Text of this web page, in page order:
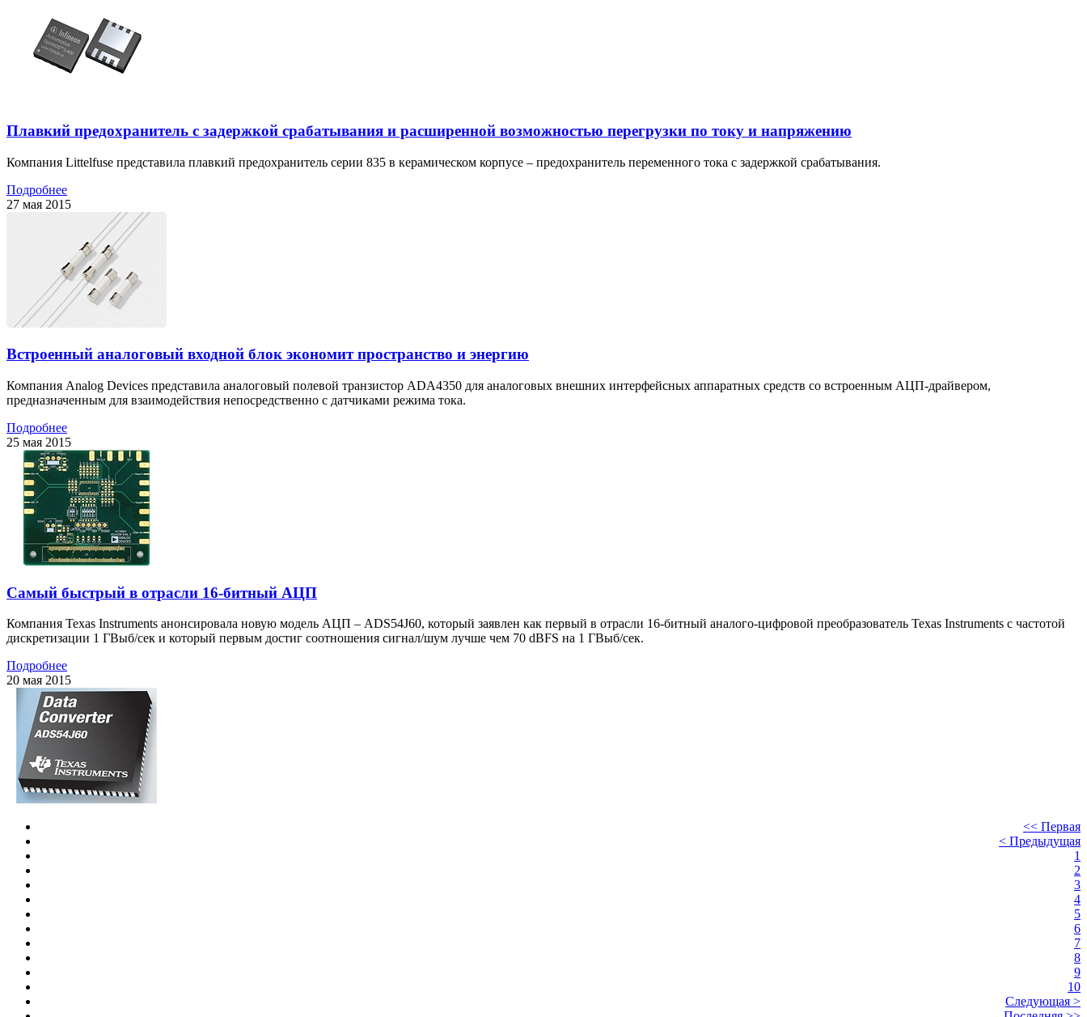
Плавкий предохранитель с задержкой срабатывания и расширенной возможностью перегрузки по току и напряжению
Компания Littelfuse представила плавкий предохранитель серии 835 в керамическом корпусе – предохранитель переменного тока с задержкой срабатывания.
Подробнее
27 мая 2015
Встроенный аналоговый входной блок экономит пространство и энергию
Компания Analog Devices представила аналоговый полевой транзистор ADA4350 для аналоговых внешних интерфейсных аппаратных средств со встроенным АЦП-драйвером,
предназначенным для взаимодействия непосредственно с датчиками режима тока.
Подробнее
25 мая 2015
Самый быстрый в отрасли 16-битный АЦП
Компания Texas Instruments анонсировала новую модель АЦП – ADS54J60, который заявлен как первый в отрасли 16-битный аналого-цифровой преобразователь Texas Instruments с частотой
дискретизации 1 ГВыб/сек и который первым достиг соотношения сигнал/шум лучше чем 70 dBFS на 1 ГВыб/сек.
Подробнее
20 мая 2015
<< Первая
< Предыдущая
1
2
3
4
5
6
7
8
9
10
Следующая >